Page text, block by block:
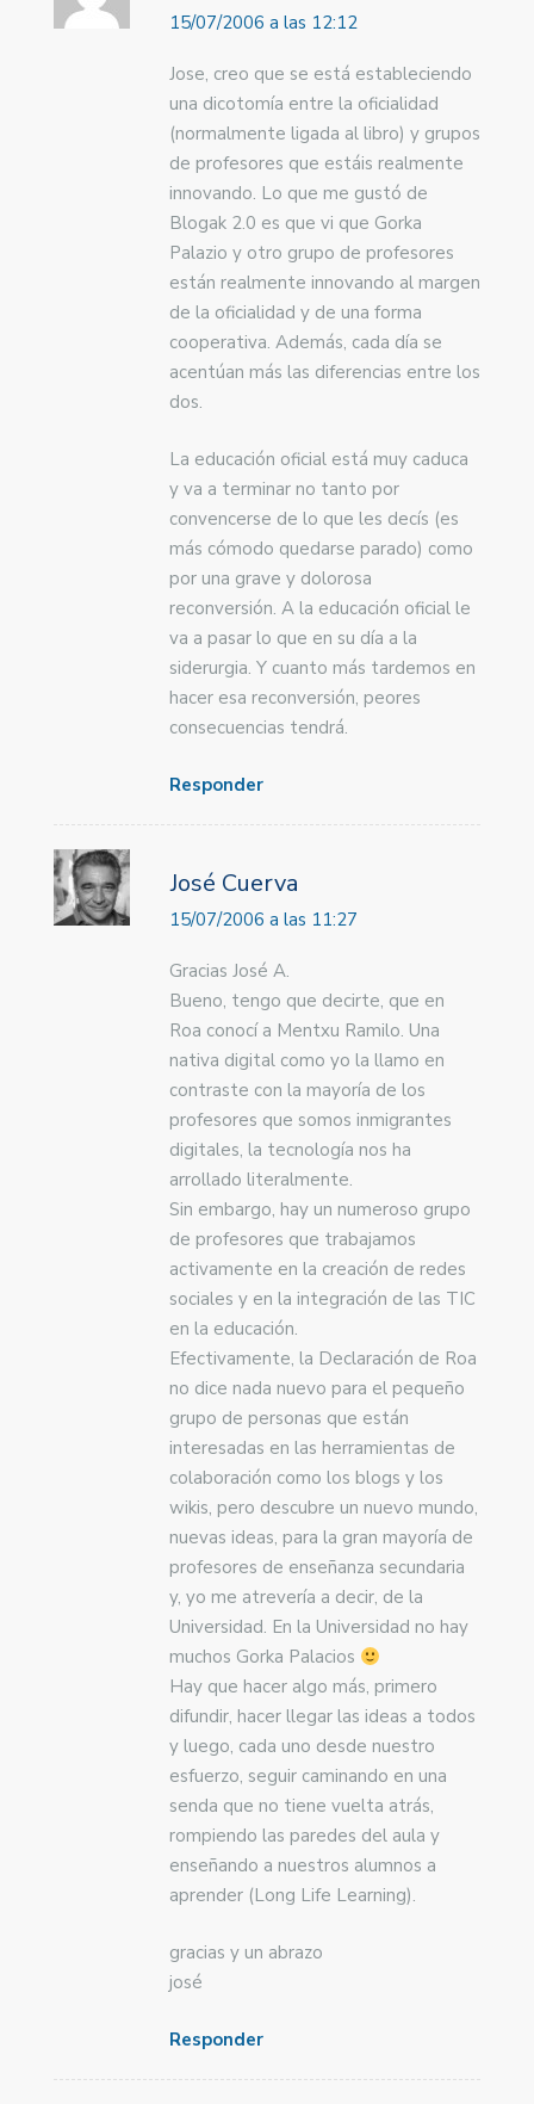
15/07/2006 a las 12:12
Jose, creo que se está estableciendo
una dicotomía entre la oficialidad
(normalmente ligada al libro) y grupos
de profesores que estáis realmente
innovando. Lo que me gustó de
Blogak 2.0 es que vi que Gorka
Palazio y otro grupo de profesores
están realmente innovando al margen
de la oficialidad y de una forma
cooperativa. Además, cada día se
acentúan más las diferencias entre los
dos.
La educación oficial está muy caduca
y va a terminar no tanto por
convencerse de lo que les decís (es
más cómodo quedarse parado) como
por una grave y dolorosa
reconversión. A la educación oficial le
va a pasar lo que en su día a la
siderurgia. Y cuanto más tardemos en
hacer esa reconversión, peores
consecuencias tendrá.
Responder
José Cuerva
15/07/2006 a las 11:27
Gracias José A.
Bueno, tengo que decirte, que en
Roa conocí a Mentxu Ramilo. Una
nativa digital como yo la llamo en
contraste con la mayoría de los
profesores que somos inmigrantes
digitales, la tecnología nos ha
arrollado literalmente.
Sin embargo, hay un numeroso grupo
de profesores que trabajamos
activamente en la creación de redes
sociales y en la integración de las TIC
en la educación.
Efectivamente, la Declaración de Roa
no dice nada nuevo para el pequeño
grupo de personas que están
interesadas en las herramientas de
colaboración como los blogs y los
wikis, pero descubre un nuevo mundo,
nuevas ideas, para la gran mayoría de
profesores de enseñanza secundaria
y, yo me atrevería a decir, de la
Universidad. En la Universidad no hay
muchos Gorka Palacios
Hay que hacer algo más, primero
difundir, hacer llegar las ideas a todos
y luego, cada uno desde nuestro
esfuerzo, seguir caminando en una
senda que no tiene vuelta atrás,
rompiendo las paredes del aula y
enseñando a nuestros alumnos a
aprender (Long Life Learning).
gracias y un abrazo
josé
Responder